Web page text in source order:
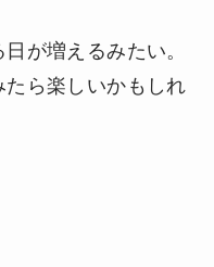
が増えるみたい。
ら楽しいかもしれ